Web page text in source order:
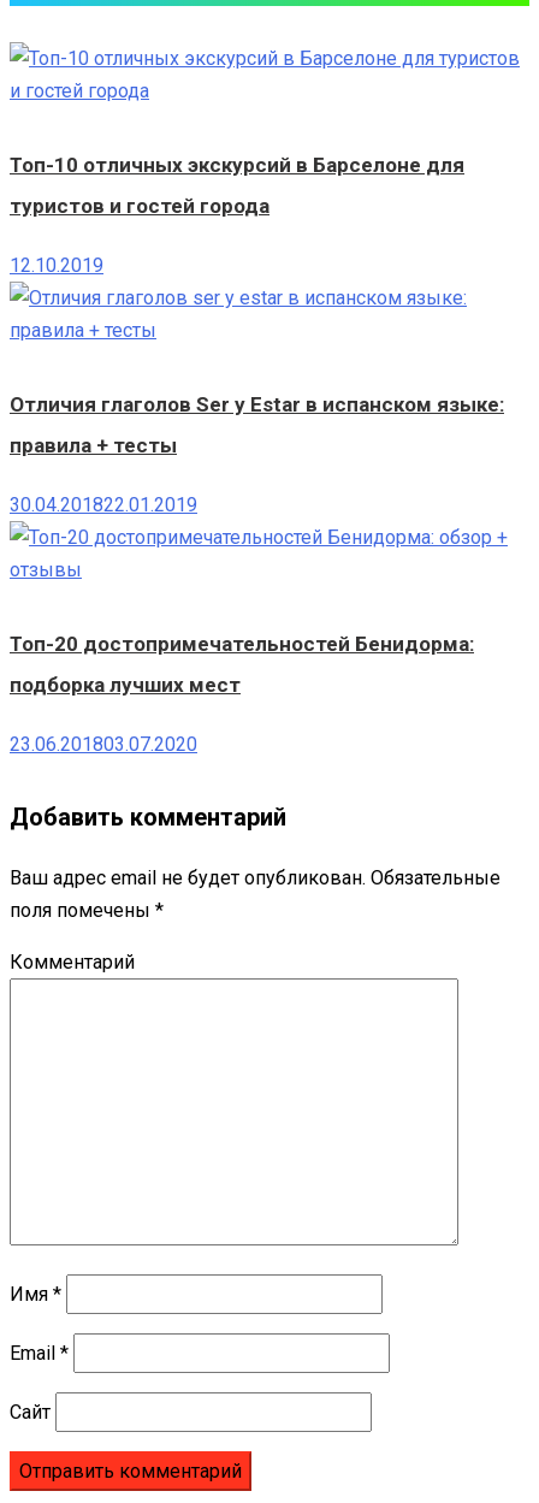
Топ-10 отличных экскурсий в Барселоне для
туристов и гостей города
12.10.2019
Отличия глаголов Ser y Estar в испанском языке:
правила + тесты
30.04.201822.01.2019
Топ-20 достопримечательностей Бенидорма:
подборка лучших мест
23.06.201803.07.2020
Добавить комментарий
Ваш адрес email не будет опубликован. Обязательные
поля помечены *
Комментарий
Имя *
Email *
Сайт